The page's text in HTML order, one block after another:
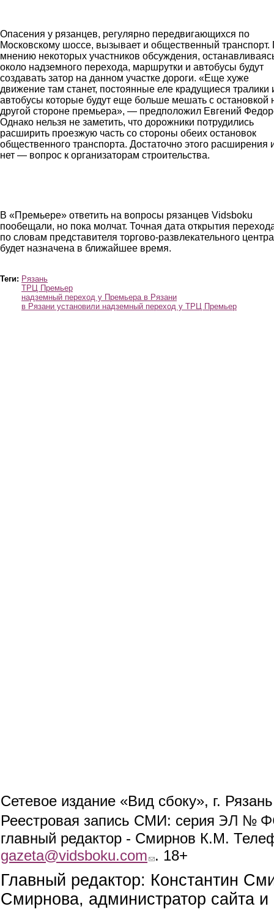
Опасения у рязанцев, регулярно передвигающихся по
Московскому шоссе, вызывает и общественный транспорт.
мнению некоторых участников обсуждения,
около надземного перехода, маршрутки и автобусы будут
создавать затор на данном участке дороги. «Еще хуже
движение там станет, постоянные еле крадущиеся тралики
автобусы которые будут еще больше мешать с остановкой
другой стороне премьера», — предположил Евгений
Однако нельзя не заметить, что дорожники потрудились
расширить проезжую часть со стороны обеих остановок
общественного транспорта. Достаточно этого расширения
нет — вопрос к организаторам строительства.
В «Премьере» ответить на вопросы рязанцев Vidsboku
пообещали, но пока молчат. Точная дата открытия
по словам представителя торгово-развлекательного
будет назначена в ближайшее время.
Теги: Рязань
ТРЦ Премьер
надземный переход у Премьера в Рязани
в Рязани установили надземный переход у ТРЦ Премьер
Сетевое издание «Вид сбоку», г.
Реестровая запись СМИ: серия ЭЛ №
главный редактор - Смирнов К.М.
gazeta@vidsboku.com (link sends e-mail)
. 18+
Главный редактор: Константин
Смирнова, администратор сайта